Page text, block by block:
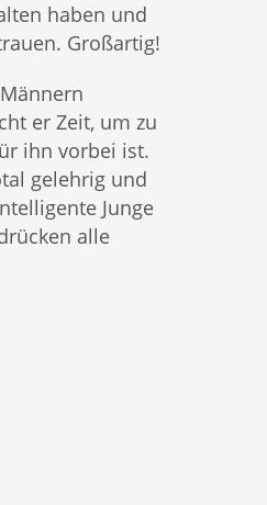
haben und
Großartig!
er Zeit, um zu
ihn vorbei ist.
gelehrig und
Junge
alle